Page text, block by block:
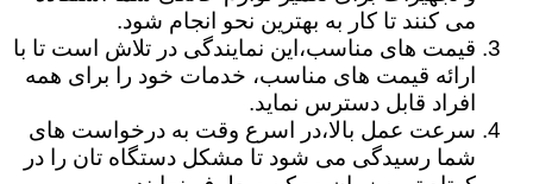
می کنند تا کار به بهترین نحو انجام شود.
قیمت های مناسب،این نمایندگی در تلاش است تا با
ارائه قیمت های مناسب، خدمات خود را برای همه
افراد قابل دسترس نماید.
سرعت عمل بالا،در اسرع وقت به درخواست های
شما رسیدگی می شود تا مشکل دستگاه تان را در